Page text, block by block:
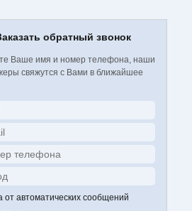
обратный звонок
Ваше имя и номер телефона, наши
свяжутся с Вами в ближайшее
от автоматических сообщений